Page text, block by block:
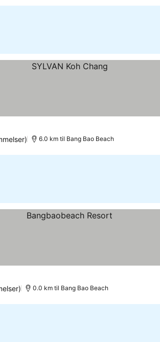
6.0 km til Bang Bao Beach
0.0 km til Bang Bao Beach